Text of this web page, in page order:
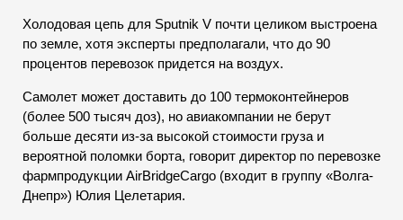
Холодовая цепь для Sputnik V почти целиком выстроена
по земле, хотя эксперты предполагали, что до 90
процентов перевозок придется на воздух.
Самолет может доставить до 100 термоконтейнеров
(более 500 тысяч доз), но авиакомпании не берут
больше десяти из-за высокой стоимости груза и
вероятной поломки борта, говорит директор по перевозке
фармпродукции AirBridgeCargo (входит в группу «Волга-
Днепр») Юлия Целетария.